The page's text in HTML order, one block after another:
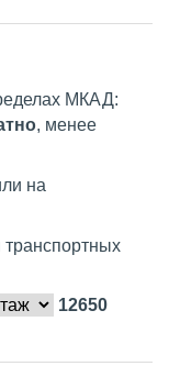
МКАД:
, менее
на
12650